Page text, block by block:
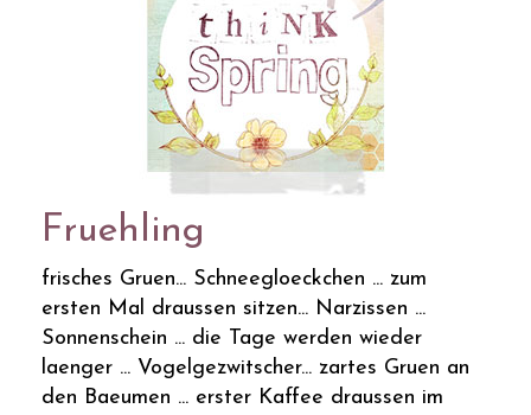
Fruehling
frisches Gruen... Schneegloeckchen ... zum
ersten Mal draussen sitzen... Narzissen ...
Sonnenschein ... die Tage werden wieder
laenger ... Vogelgezwitscher... zartes Gruen an
den Baeumen ... erster Kaffee draussen im